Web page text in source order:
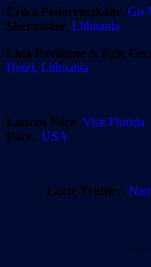
Erika Fedorencikaite, Go
Shermister, Lithuania
Lina Poviliune & Egle
Hotel, Lithuania
Lauren Pace, Visit Florida
Pace, USA
Lucie Trottier,
…